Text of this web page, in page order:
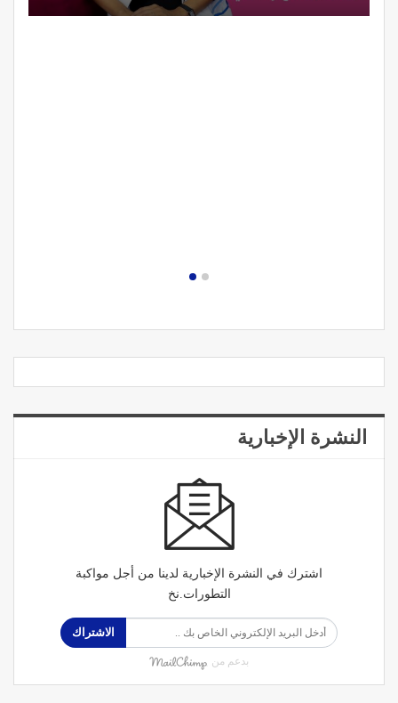
النشرة الإخبارية
اشترك في النشرة الإخبارية لدينا من أجل مواكبة
التطورات.نخ
الاشتراك
بدعم من